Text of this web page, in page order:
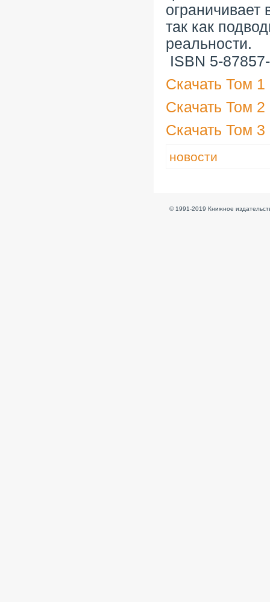
ограничивает
так как
реальности.
ISBN 5-
Скачать Том 1
Скачать Том 2
Скачать Том 3
новости
© 1991-2019 Книжное